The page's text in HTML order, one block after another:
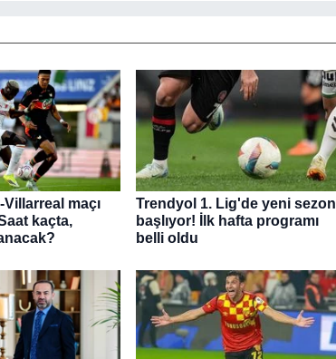
maçı
kaçta,
Trendyol 1. Lig'de yeni sezon
başlıyor! İlk hafta programı
belli oldu